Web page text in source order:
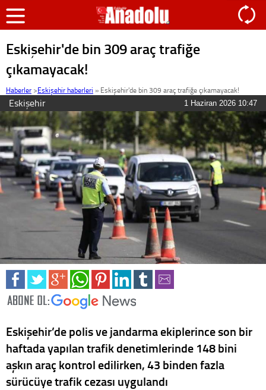
Eskişehir'de bin 309 araç trafiğe
çıkamayacak!
Haberler >Eskişehir haberleri » Eskişehir'de bin 309 araç trafiğe çıkamayacak!
Eskişehir 1 Haziran 2026 10:47
Eskişehir’de polis ve jandarma ekiplerince son bir
haftada yapılan trafik denetimlerinde 148 bini
aşkın araç kontrol edilirken, 43 binden fazla
sürücüye trafik cezası uygulandı